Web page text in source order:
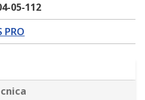
05-112
PRO